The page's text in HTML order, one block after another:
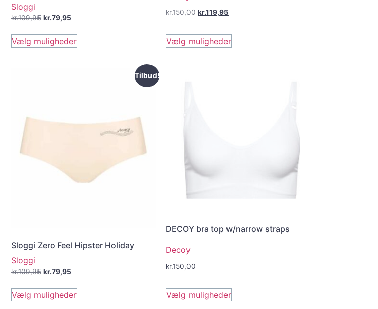
Sloggi
kr.109,95 kr.79,95
Vælg muligheder
kr.150,00 kr.119,95
Vælg muligheder
Tilbud!
Sloggi Zero Feel Hipster Holiday
Sloggi
kr.109,95 kr.79,95
Vælg muligheder
DECOY bra top w/narrow straps
Decoy
kr.150,00
Vælg muligheder